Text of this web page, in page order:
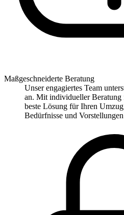
Maßgeschneiderte Beratung
Unser engagiertes Team
an. Mit individueller Beratung
beste Lösung für Ihren
Bedürfnisse und